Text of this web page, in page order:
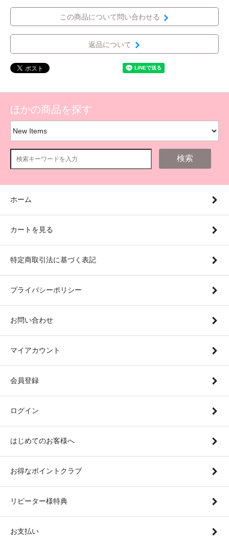
この商品について問い合わせる
返品について
ほかの商品を探す
検索
ホーム
カートを見る
特定商取引法に基づく表記
プライバシーポリシー
お問い合わせ
マイアカウント
会員登録
ログイン
はじめてのお客様へ
お得なポイントクラブ
リピーター様特典
お支払い